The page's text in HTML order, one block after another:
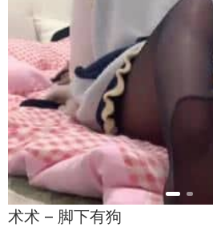
术术 – 脚下有狗